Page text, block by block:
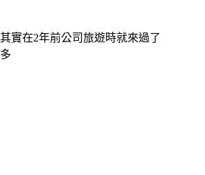
實在2年前公司旅遊時就來過了